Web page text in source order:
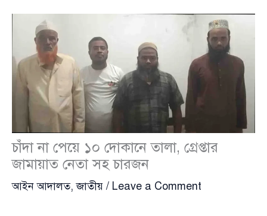
চাঁদা না পেয়ে ১০ দোকানে তালা, গ্রেপ্তার
জামায়াত নেতা সহ চারজন
আইন আদালত,জাতীয় / Leave a Comment